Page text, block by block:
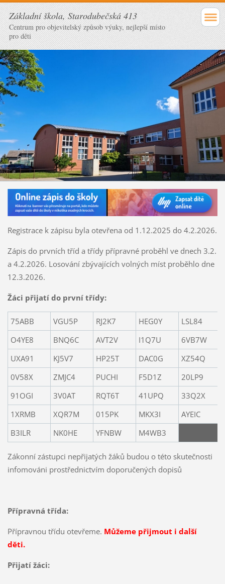
Základní škola, Starodubečská 413
Centrum pro objevitelský způsob výuky, nejlepší místo
pro děti
Registrace k zápisu byla otevřena od 1.12.2025 do 4.2.2026.
Zápis do prvních tříd a třídy přípravné proběhl ve dnech 3.2.
a 4.2.2026. Losování zbývajících volných míst proběhlo dne
12.3.2026.
Žáci přijatí do první třídy:
75ABB VGU5P RJ2K7 HEG0Y LSL84
O4YE8
BNQ6C AVT2V I1Q7U 6VB7W
UXA91
KJ5V7 HP25T DAC0G XZ54Q
0V58X
ZMJC4 PUCHI F5D1Z 20LP9
91OGI
3V0AT RQT6T 41UPQ 33Q2X
1XRMB
XQR7M 015PK MKX3I AYEIC
B3ILR
NK0HE YFNBW M4WB3
Zákonní zástupci nepřijatých žáků budou o této skutečnosti
infomováni prostřednictvím doporučených dopisů
Přípravná třída:
Přípravnou třídu otevřeme. Můžeme přijmout i další
děti.
Přijatí žáci: